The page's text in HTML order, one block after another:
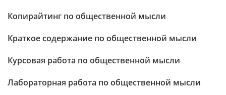
Копирайтинг по общественной мысли
Краткое содержание по общественной мысли
Курсовая работа по общественной мысли
Лабораторная работа по общественной мысли